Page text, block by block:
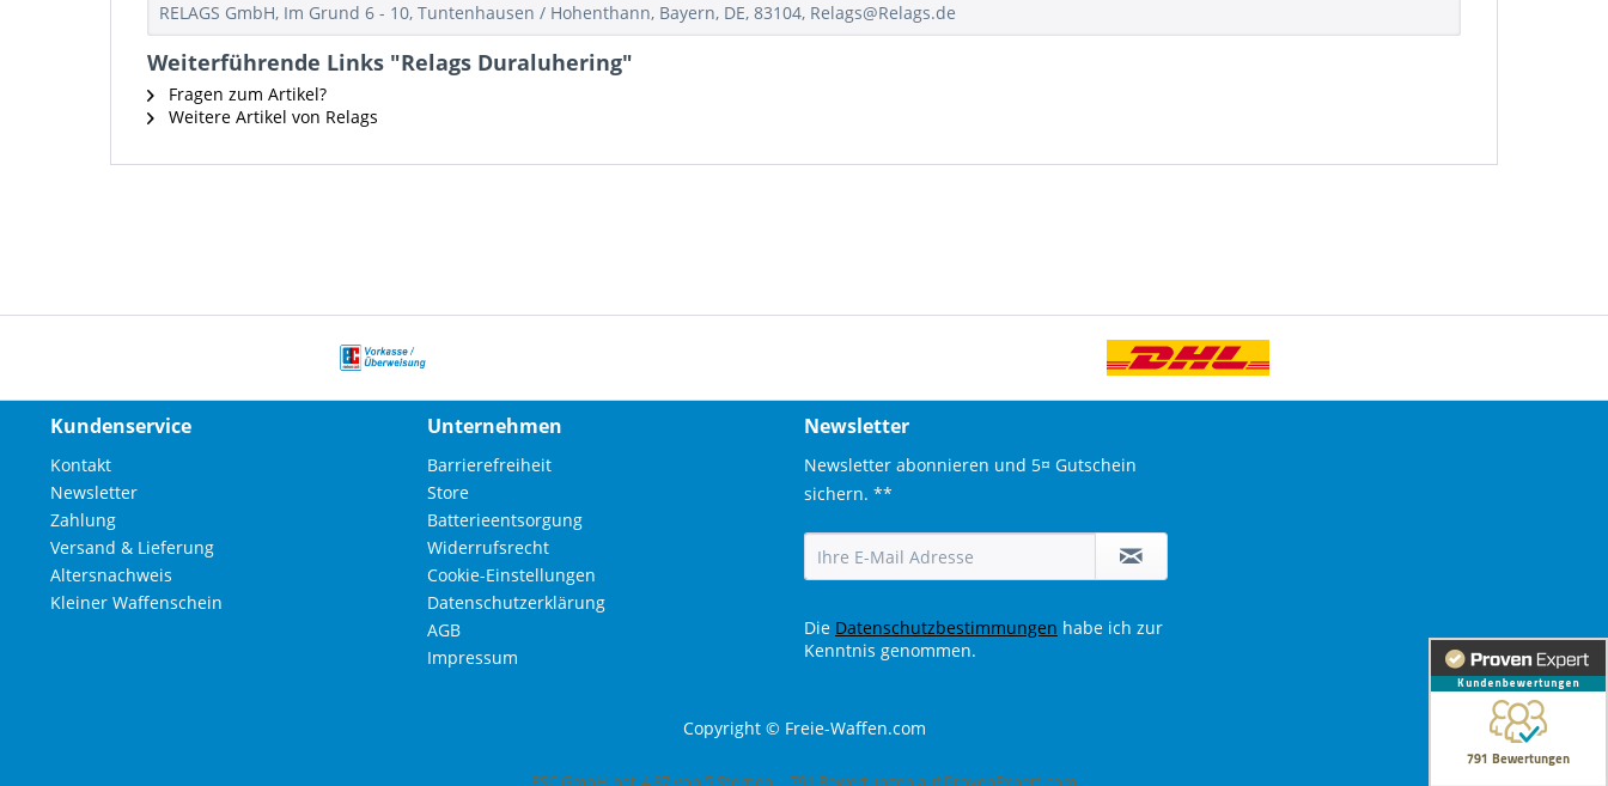
RELAGS GmbH, Im Grund 6 - 10, Tuntenhausen / Hohenthann, Bayern, DE, 83104, Relags@Relags.de
Weiterführende Links "Relags Duraluhering"
Fragen zum Artikel?
Weitere Artikel von Relags
Kundenservice
Kontakt
Newsletter
Zahlung
Versand & Lieferung
Altersnachweis
Kleiner Waffenschein
Unternehmen
Barrierefreiheit
Store
Batterieentsorgung
Widerrufsrecht
Cookie-Einstellungen
Datenschutzerklärung
AGB
Impressum
Newsletter
Newsletter abonnieren und 5¤ Gutschein
sichern. **
Die Datenschutzbestimmungen habe ich zur
Kenntnis genommen.
Copyright © Freie-Waffen.com
ESC GmbH hat 4,87von 5 Sternen | 791 Bewertungen auf ProvenExpert.com